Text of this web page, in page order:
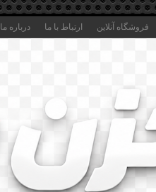
فروشگاه آنلاین ارتباط با ما درباره ما